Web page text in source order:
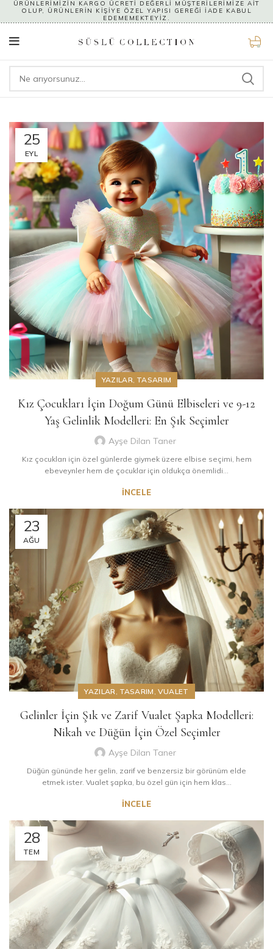
ÜRÜNLERİMİZİN KARGO ÜCRETİ DEĞERLİ MÜŞTERİLERİMİZE AİT
OLUP, ÜRÜNLERİN KİŞİYE ÖZEL YAPISI GEREĞİ İADE KABUL
EDEMEMEKTEYİZ.
0
25
EYL
YAZILAR, TASARIM
Kız Çocukları İçin Doğum Günü Elbiseleri ve 9-12
Yaş Gelinlik Modelleri: En Şık Seçimler
Ayşe Dilan Taner
Kız çocukları için özel günlerde giymek üzere elbise seçimi, hem
ebeveynler hem de çocuklar için oldukça önemlidi...
İNCELE
23
AĞU
YAZILAR TASARIM VUALET
Gelinler İçin Şık ve Zarif Vualet Şapka Modelleri:
Nikah ve Düğün İçin Özel Seçimler
Ayşe Dilan Taner
Düğün gününde her gelin, zarif ve benzersiz bir görünüm elde
etmek ister. Vualet şapka, bu özel gün için hem klas...
İNCELE
28
TEM